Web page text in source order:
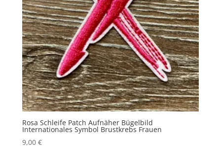
Rosa Schleife Patch Aufnäher Bügelbild
Internationales Symbol Brustkrebs Frauen
9,00 €